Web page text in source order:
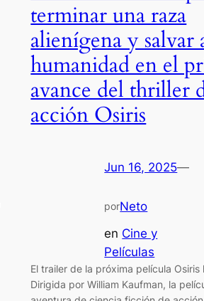
terminar una raza
alienígena y salvar
humanidad en el
avance del thriller
acción Osiris
Jun 16, 2025—
porNeto
en Cine y
Películas
El trailer de la próxima película Osiris
Dirigida por William Kaufman, la